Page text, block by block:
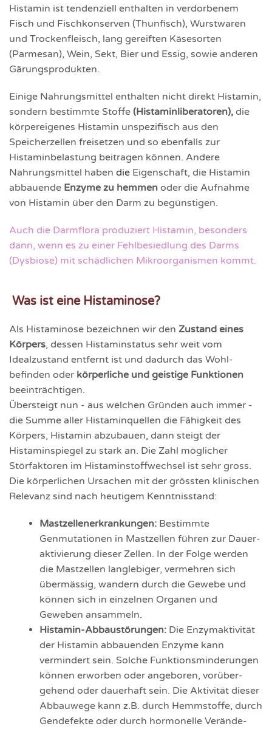
Histamin ist tenden­ziell enthalten in verdor­benem
Fisch und Fisch­konserven (Thunfisch), Wurst­waren
und Trocken­fleisch, lang gereiften Käse­sorten
(Parmesan), Wein, Sekt, Bier und Essig, sowie anderen
Gärungs­produkten.
Einige Nahrungs­mittel enthalten nicht direkt Histamin,
sondern bestimmte Stoffe (Histaminliberatoren), die
körper­eigenes Histamin unspe­zifisch aus den
Speicher­zellen freisetzen und so ebenfalls zur
Histamin­belastung beitragen können. Andere
Nahrungs­mittel haben die Eigen­schaft, die Histamin
abbauende Enzyme zu hemmen oder die Aufnahme
von Histamin über den Darm zu begünstigen.
Auch die Darm­flora produ­ziert Histamin, besonders
dann, wenn es zu einer Fehlbesiedlung des Darms
(Dysbiose) mit schädlichen Mikro­organis­men kommt.
Was ist eine Histaminose?
Als Histaminose bezeichnen wir den Zustand eines
Körpers, dessen Histamin­status sehr weit vom
Idealzustand entfernt ist und dadurch das Wohl­
befinden oder körperliche und geistige Funktionen
beein­trächtigen.
Übersteigt nun - aus welchen Gründen auch immer -
die Summe aller Histamin­quellen die Fähigkeit des
Körpers, Histamin abzubauen, dann steigt der
Histamin­spiegel zu stark an. Die Zahl möglicher
Störfaktoren im Histaminstoffwechsel ist sehr gross.
Die körper­lichen Ursachen mit der grössten klinischen
Relevanz sind nach heutigem Kenntnis­stand:
Mastzellenerkrankungen: Bestimmte
Genmutati­onen in Mast­zellen führen zur Dauer­
aktivie­rung dieser Zellen. In der Folge werden
die Mast­zellen lang­lebiger, vermeh­ren sich
über­mässig, wandern durch die Gewebe und
können sich in einzelnen Organen und
Geweben ansam­meln.
Histamin-Abbaustörungen: Die Enzym­aktivität
der Histamin abbauenden Enzyme kann
vermindert sein. Solche Funktions­minde­rungen
können erworben oder angeboren, vorüber­
gehend oder dauerhaft sein. Die Aktivität dieser
Abbau­wege kann z.B. durch Hemm­stoffe, durch
Gen­defekte oder durch hormo­nelle Verände­